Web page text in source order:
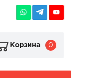
Корзина 0